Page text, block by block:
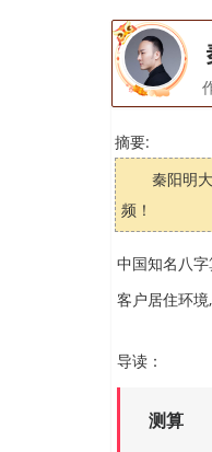
摘要:
秦阳明
频！
中国知名八
客户居住环
导读：
测算